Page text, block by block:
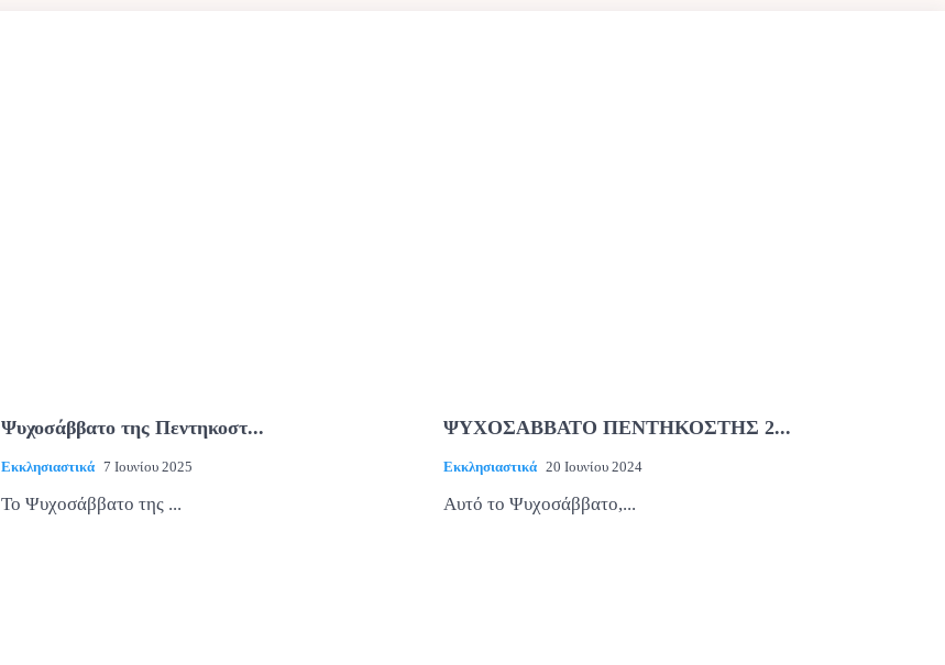
Ψυχοσάββατο της Πεντηκοστ...
Εκκλησιαστικά 7 Ιουνίου 2025
Το Ψυχοσάββατο της ...
ΨΥΧΟΣΑΒΒΑΤΟ ΠΕΝΤΗΚΟΣΤΗΣ 2...
Εκκλησιαστικά 20 Ιουνίου 2024
Αυτό το Ψυχοσάββατο,...